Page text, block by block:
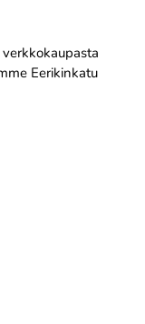
Eerikinkatu